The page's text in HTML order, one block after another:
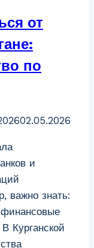
от
по
02.05.2026
и
важно знать:
Курганской